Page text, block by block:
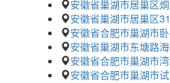
安徽省巢湖市居巢区
安徽省巢湖市居巢区
安徽省合肥市巢湖市
安徽省巢湖市东塘路
安徽省合肥市巢湖市
安徽省合肥市巢湖市